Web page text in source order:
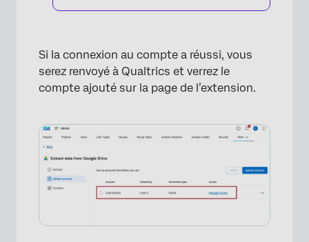
Si la connexion au compte a réussi, vous
serez renvoyé à Qualtrics et verrez le
compte ajouté sur la page de l’extension.